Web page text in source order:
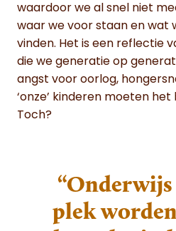
waardoor we al snel niet
waar we voor staan en wat
vinden. Het is een reflectie
die we generatie op
angst voor oorlog,
‘onze’ kinderen moeten
Toch?
“Onderwijs
plek